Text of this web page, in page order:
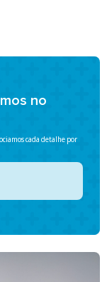
no
cada detalhe por